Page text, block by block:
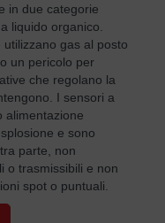
in due categorie
liquido organico.
gas al posto
un pericolo per
che regolano la
I sensori a
alimentazione
e sono
parte, non
o trasmissibili e non
spot o puntuali.